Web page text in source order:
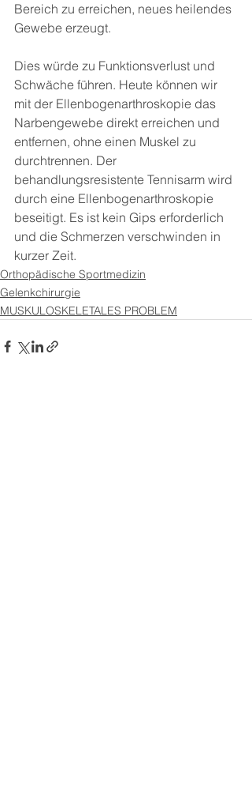
Bereich zu erreichen, neues heilendes
Gewebe erzeugt.
Dies würde zu Funktionsverlust und
Schwäche führen. Heute können wir
mit der Ellenbogenarthroskopie das
Narbengewebe direkt erreichen und
entfernen, ohne einen Muskel zu
durchtrennen. Der
behandlungsresistente Tennisarm wird
durch eine Ellenbogenarthroskopie
beseitigt. Es ist kein Gips erforderlich
und die Schmerzen verschwinden in
kurzer Zeit.
Orthopädische Sportmedizin
Gelenkchirurgie
MUSKULOSKELETALES PROBLEM